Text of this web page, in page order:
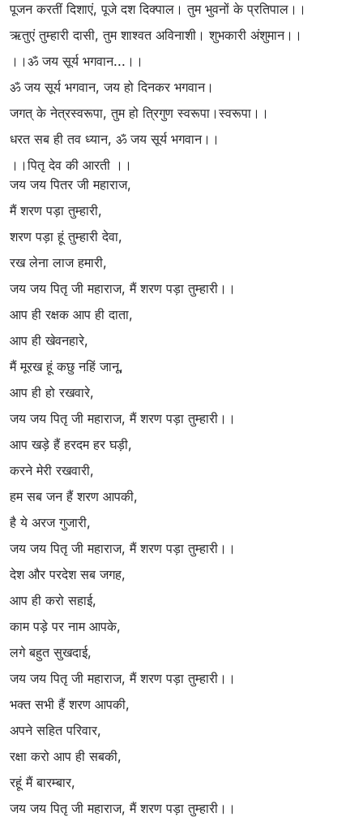
पूजन करतीं दिशाएं, पूजे दश दिक्पाल। तुम भुवनों के प्रतिपाल।।
ऋतुएं तुम्हारी दासी, तुम शाश्वत अविनाशी। शुभकारी अंशुमान।।
।।ॐ जय सूर्य भगवान...।।
ॐ जय सूर्य भगवान, जय हो दिनकर भगवान।
जगत् के नेत्रस्वरूपा, तुम हो त्रिगुण स्वरूपा।स्वरूपा।।
धरत सब ही तव ध्यान, ॐ जय सूर्य भगवान।।
।।पितृ देव की आरती ।।
जय जय पितर जी महाराज,
मैं शरण पड़ा तुम्हारी,
शरण पड़ा हूं तुम्हारी देवा,
रख लेना लाज हमारी,
जय जय पितृ जी महाराज, मैं शरण पड़ा तुम्हारी।।
आप ही रक्षक आप ही दाता,
आप ही खेवनहारे,
मैं मूरख हूं कछु नहिं जानू,
आप ही हो रखवारे,
जय जय पितृ जी महाराज, मैं शरण पड़ा तुम्हारी।।
आप खड़े हैं हरदम हर घड़ी,
करने मेरी रखवारी,
हम सब जन हैं शरण आपकी,
है ये अरज गुजारी,
जय जय पितृ जी महाराज, मैं शरण पड़ा तुम्हारी।।
देश और परदेश सब जगह,
आप ही करो सहाई,
काम पड़े पर नाम आपके,
लगे बहुत सुखदाई,
जय जय पितृ जी महाराज, मैं शरण पड़ा तुम्हारी।।
भक्त सभी हैं शरण आपकी,
अपने सहित परिवार,
रक्षा करो आप ही सबकी,
रहूं मैं बारम्बार,
जय जय पितृ जी महाराज, मैं शरण पड़ा तुम्हारी।।